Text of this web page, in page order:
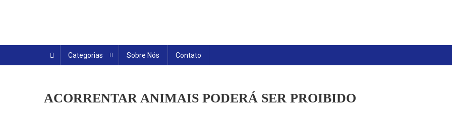
Categorias Sobre Nós Contato
ACORRENTAR ANIMAIS PODERÁ SER PROIBIDO